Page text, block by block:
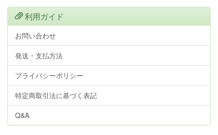
利用ガイド
お問い合わせ
発送・支払方法
プライバシーポリシー
特定商取引法に基づく表記
Q&A